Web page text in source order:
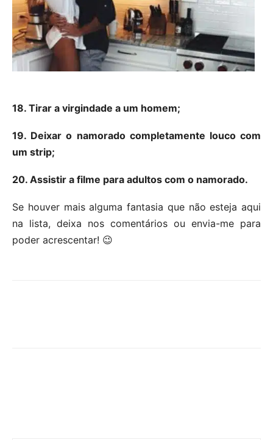
18. Tirar a virgindade a um homem;
19. Deixar o namorado completamente louco com
um strip;
20. Assistir a filme para adultos com o namorado.
Se houver mais alguma fantasia que não esteja aqui
na lista, deixa nos comentários ou envia-me para
poder acrescentar! 😉